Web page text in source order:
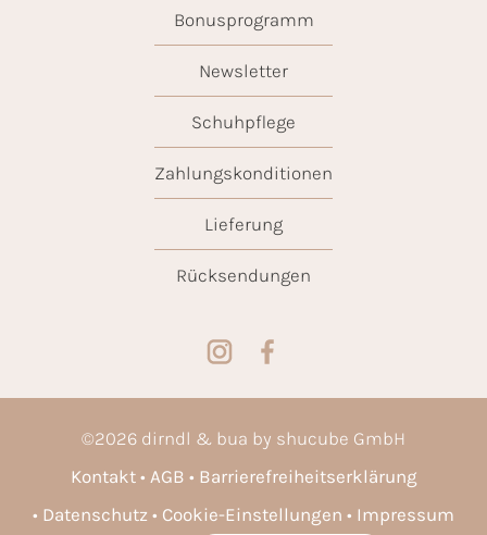
Bonusprogramm
Newsletter
Schuhpflege
Zahlungskonditionen
Lieferung
Rücksendungen
©2026 dirndl & bua by shucube GmbH
Kontakt
AGB
Barrierefreiheitserklärung
Datenschutz
Cookie-Einstellungen Impressum